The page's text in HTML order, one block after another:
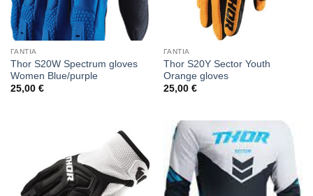
ΓΑΝΤΙΑ
Thor S20W Spectrum gloves
Women Blue/purple
25,00 €
ΓΑΝΤΙΑ
Thor S20Y Sector Youth
Orange gloves
25,00 €